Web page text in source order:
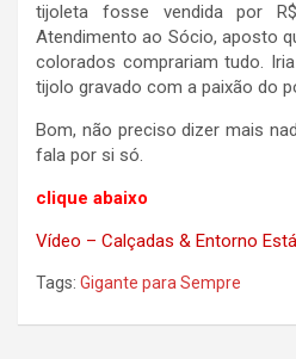
tijoleta fosse vendida por
Atendimento ao Sócio, aposto
colorados comprariam tudo.
tijolo gravado com a paixão do
Bom, não preciso dizer mais
fala por si só.
clique abaixo
Vídeo – Calçadas & Entorno
Tags: Gigante para Sempre